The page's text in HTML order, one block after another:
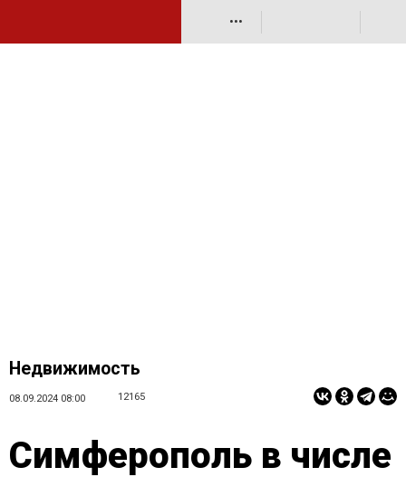
•••
Недвижимость
08.09.2024 08:00 12165
Симферополь в числе